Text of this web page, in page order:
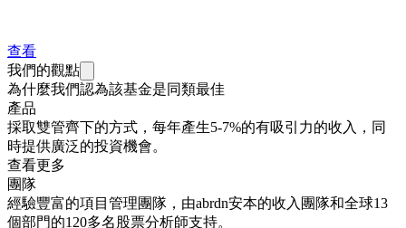
查看
我們的觀點
為什麼我們認為該基金是同類最佳
產品
採取雙管齊下的方式，每年產生5-7%的有吸引力的收入，同
時提供廣泛的投資機會。
查看更多
團隊
經驗豐富的項目管理團隊，由abrdn安本的收入團隊和全球13
個部門的120多名股票分析師支持。